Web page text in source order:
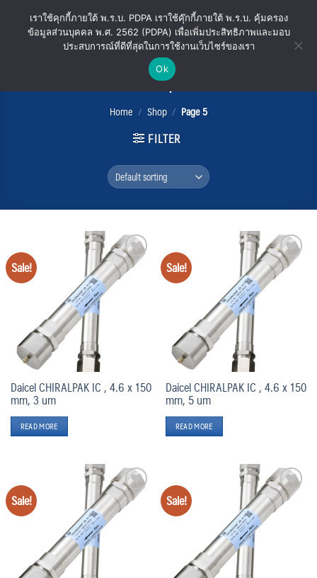
Shop
Home / Shop / Page 5
FILTER
Sale! Add
Daicel CHIRALPAK IC , 4.6 x 150
mm, 3 um
READ MORE
Sale! Add
Daicel CHIRALPAK IC , 4.6 x 150
mm, 5 um
READ MORE
Sale! Add
to Sale! Add
to
เราใช้คุกกี้ภายใต้ พ.ร.บ. PDPA เราใช้คุ๊กกี้ภายใต้ พ.ร.บ. คุ้มครอง
ข้อมูลส่วนบุคคล พ.ศ. 2562 (PDPA) เพื่อเพิ่มประสิทธิภาพและมอบ
ประสบการณ์ที่ดีที่สุดในการใช้งานเว็บไซร์ของเรา
Ok